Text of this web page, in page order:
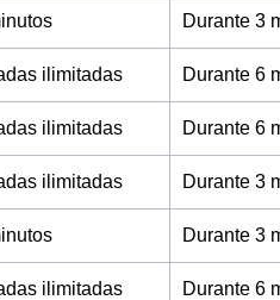
Durante 3
ilimitadas Durante 6
ilimitadas Durante 6
ilimitadas Durante 3
Durante 3
ilimitadas Durante 6